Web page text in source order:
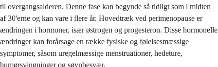
til overgangsalderen. Denne fase kan begynde så tidligt som i midten
af ​​30'erne og kan vare i flere år. Hovedtræk ved perimenopause er
ændringen i hormoner, især østrogen og progesteron. Disse hormonelle
ændringer kan forårsage en række fysiske og følelsesmæssige
symptomer, såsom uregelmæssige menstruationer, hedeture,
humørsvingninger og søvnbesvær.